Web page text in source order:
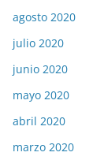
agosto 2020
julio 2020
junio 2020
mayo 2020
abril 2020
marzo 2020